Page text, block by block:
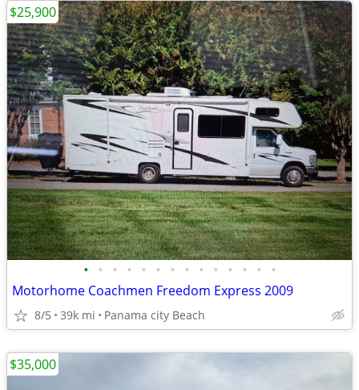
• • • • • • • • • • • • • •
Motorhome Coachmen Freedom Express 2009
8/5 39k mi Panama city Beach
$25,900
$35,000